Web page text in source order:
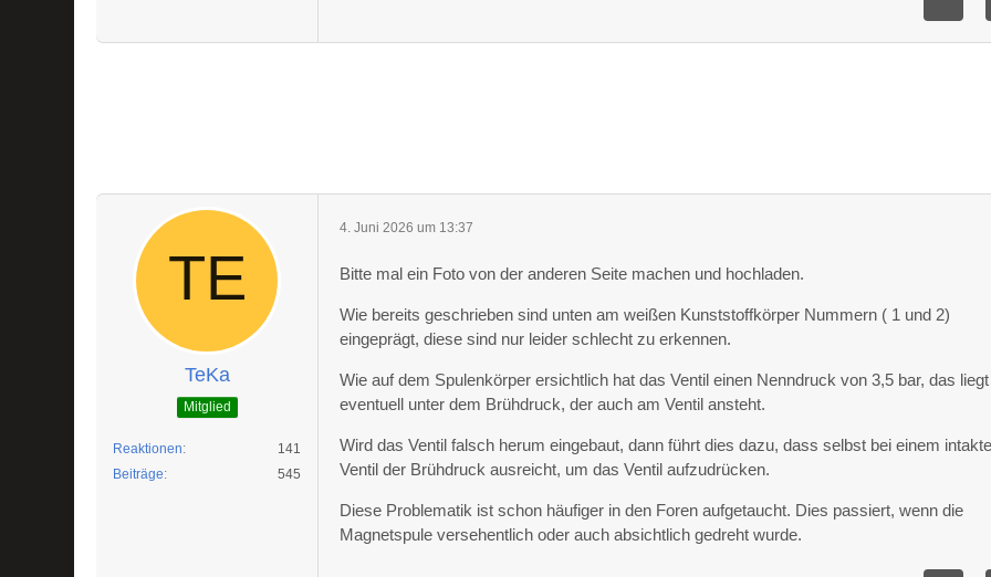
TeKa
Mitglied
Reaktionen
141
Beiträge
545
4. Juni 2026 um 13:37
Bitte mal ein Foto von der anderen Seite machen und hochladen.
Wie bereits geschrieben sind unten am weißen Kunststoffkörper Nummern ( 1 und 2)
eingeprägt, diese sind nur leider schlecht zu erkennen.
Wie auf dem Spulenkörper ersichtlich hat das Ventil einen Nenndruck von 3,5 bar, das liegt
eventuell unter dem Brühdruck, der auch am Ventil ansteht.
Wird das Ventil falsch herum eingebaut, dann führt dies dazu, dass selbst bei einem
Ventil der Brühdruck ausreicht, um das Ventil aufzudrücken.
Diese Problematik ist schon häufiger in den Foren aufgetaucht. Dies passiert, wenn die
Magnetspule versehentlich oder auch absichtlich gedreht wurde.